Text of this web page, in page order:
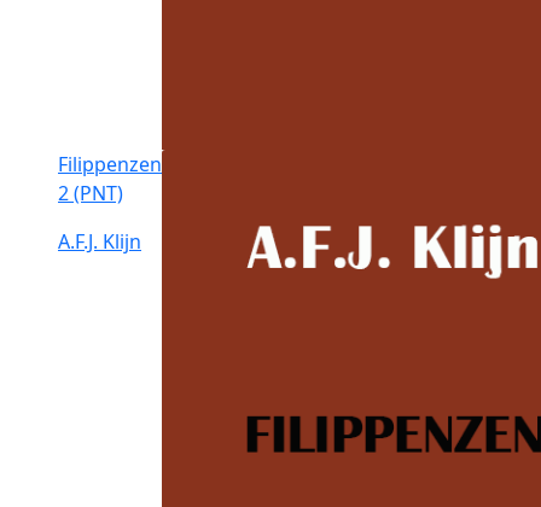
Filippenzen
2 (PNT)
A.F.J. Klijn